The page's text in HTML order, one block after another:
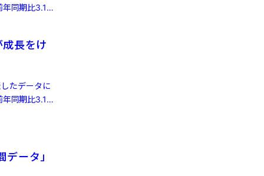
同期比3.1%
長をけ
たデータに
同期比3.1%
ータ」